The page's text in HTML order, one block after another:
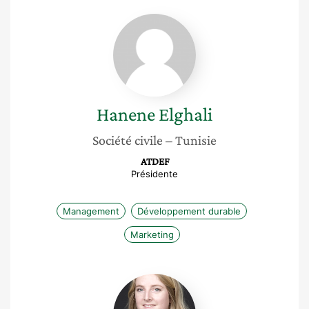
Hanene
Elghali
HaneneElghali
Société civile – Tunisie
ATDEF
Présidente
Management Développement durable
Marketing
Juliette
Kohler